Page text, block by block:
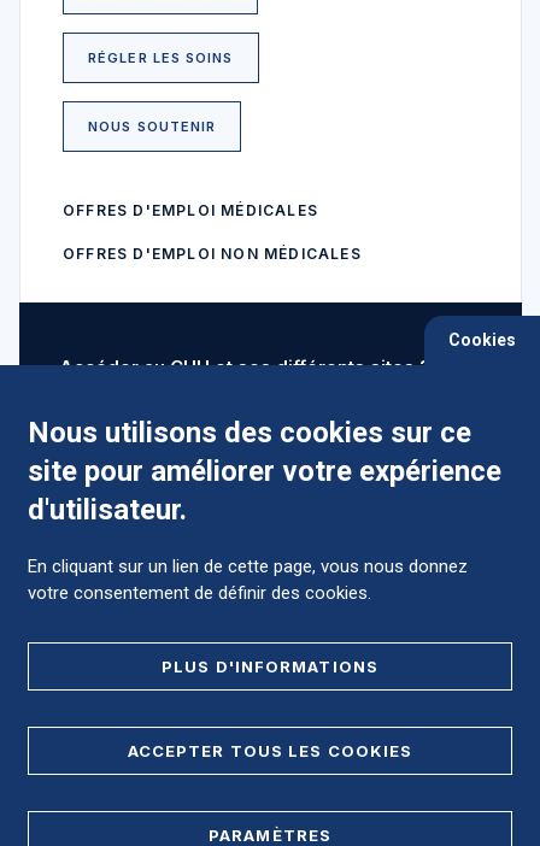
RÉGLER LES SOINS
NOUS SOUTENIR
OFFRES D'EMPLOI MÉDICALES
OFFRES D'EMPLOI NON MÉDICALES
Accéder au CHU et ses différents sites ?
Comment préparer mon hospitalisation ?
PLAN DE SITE
Cookies
Nous utilisons des cookies sur ce
site pour améliorer votre expérience
d'utilisateur.
En cliquant sur un lien de cette page, vous nous donnez
votre consentement de définir des cookies.
PLUS D'INFORMATIONS
ACCEPTER TOUS LES COOKIES
PARAMÈTRES